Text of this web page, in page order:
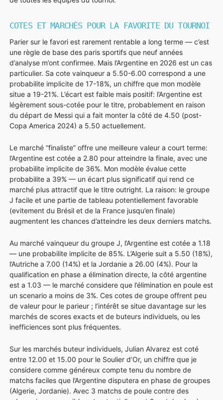
COTES ET MARCHÉS POUR LA FAVORITE DU TOURNOI
Parier sur le favori est rarement rentable a long terme — c’est
une règle de base des paris sportifs que neuf années
d’analyse m’ont confirmee. Mais l’Argentine en 2026 est un cas
particulier. Sa cote vainqueur a 5.50-6.00 correspond a une
probabilite implicite de 17-18%, un chiffre que mon modèle
situe a 19-21%. L’écart est faible mais positif: l’Argentine est
légèrement sous-cotée pour le titre, probablement en raison
du départ de Messi qui a fait monter la côté de 4.50 (post-
Copa America 2024) a 5.50 actuellement.
Le marché “finaliste” offre une meilleure valeur a court terme:
l’Argentine est cotée a 2.80 pour atteindre la finale, avec une
probabilite implicite de 36%. Mon modèle évalue cette
probabilite a 39% — un écart plus significatif qui rend ce
marché plus attractif que le titre outright. La raison: le groupe
J facile et une partie de tableau potentiellement favorable
(evitement du Brésil et de la France jusqu’en finale)
augmentent les chances d’atteindre les deux derniers matchs.
Au marché vainqueur du groupe J, l’Argentine est cotée a 1.18
— une probabilite implicite de 85%. L’Algerie suit a 5.50 (18%),
l’Autriche a 7.00 (14%) et la Jordanie a 26.00 (4%). Pour la
qualification en phase a élimination directe, la côté argentine
est a 1.03 — le marché considere que l’élimination en poule est
un scenario a moins de 3%. Ces cotes de groupe offrent peu
de valeur pour le parieur ; l’intérêt se situe davantage sur les
marchés de scores exacts et de buteurs individuels, ou les
inefficiences sont plus fréquentes.
Sur les marchés buteur individuels, Julian Alvarez est coté
entre 12.00 et 15.00 pour le Soulier d’Or, un chiffre que je
considere comme généreux compte tenu du nombre de
matchs faciles que l’Argentine disputera en phase de groupes
(Algerie, Jordanie). Avec 3 matchs de poule contre des